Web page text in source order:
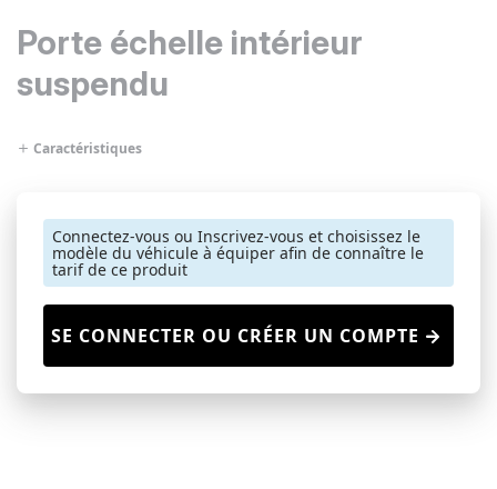
Porte échelle intérieur
suspendu
Caractéristiques
Connectez-vous ou Inscrivez-vous et choisissez le
modèle du véhicule à équiper afin de connaître le
tarif de ce produit
SE CONNECTER OU CRÉER UN COMPTE